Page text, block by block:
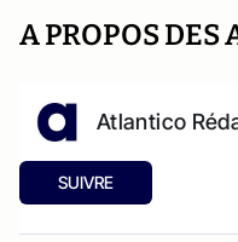
A PROPOS DES
Atlantico
SUIVRE